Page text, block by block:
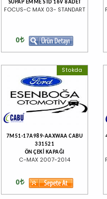
SUPAP EMME STD 16V 8ADET
FOCUS-C MAX 03- STANDART
0
Stokda
7M51-17A989-AAXWAA CABU
331521
ÖN ÇEKİ KAPAĞI
C-MAX 2007-2014
0